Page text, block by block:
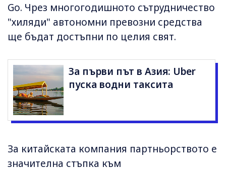
Go. Чрез многогодишното сътрудничество
"хиляди" автономни превозни средства
ще бъдат достъпни по целия свят.
За първи път в Азия: Uber
пуска водни таксита
За китайската компания партньорството е
значителна стъпка към